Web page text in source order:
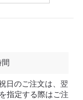
日のご注文は、翌
指定する際はご注